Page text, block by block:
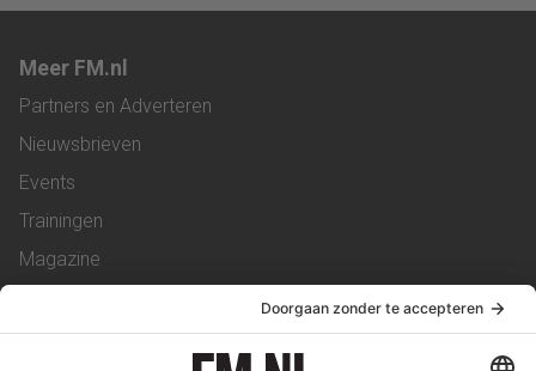
Meer FM.nl
Partners en Adverteren
Nieuwsbrieven
Events
Trainingen
Magazine
Service & Contact